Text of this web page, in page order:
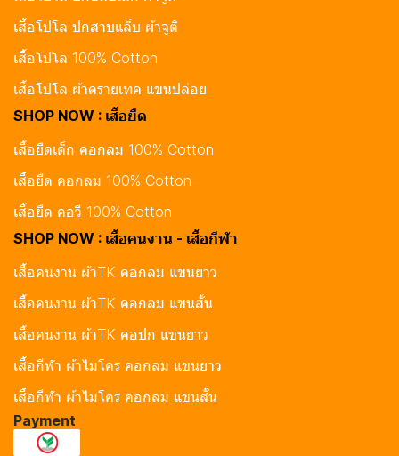
เสื้อโปโล ปกสาบแล็บ ผ้าจูติ
เสื้อโปโล 100% Cotton
เสื้อโปโล ผ้าดรายเทค แขนปล่อย
SHOP NOW : เสื้อยืด
เสื้อยืดเด็ก คอกลม 100% Cotton
เสื้อยืด คอกลม 100% Cotton
เสื้อยืด คอวี 100% Cotton
SHOP NOW : เสื้อคนงาน - เสื้อกีฬา
เสื้อคนงาน ผ้าTK คอกลม แขนยาว
เสื้อคนงาน ผ้าTK คอกลม แขนสั้น
เสื้อคนงาน ผ้าTK คอปก แขนยาว
เสื้อกีฬา ผ้าไมโคร คอกลม แขนยาว
เสื้อกีฬา ผ้าไมโคร คอกลม แขนสั้น
Payment